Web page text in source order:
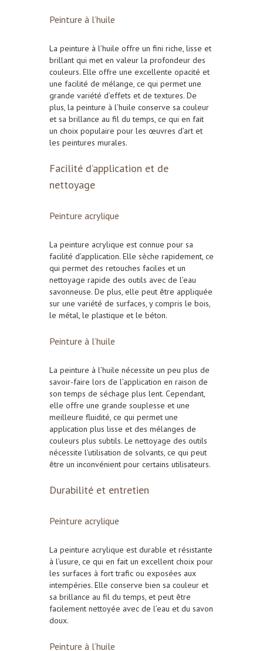
Peinture à l’huile
La peinture à l’huile offre un fini riche, lisse et
brillant qui met en valeur la profondeur des
couleurs. Elle offre une excellente opacité et
une facilité de mélange, ce qui permet une
grande variété d’effets et de textures. De
plus, la peinture à l’huile conserve sa couleur
et sa brillance au fil du temps, ce qui en fait
un choix populaire pour les œuvres d’art et
les peintures murales.
Facilité d’application et de
nettoyage
Peinture acrylique
La peinture acrylique est connue pour sa
facilité d’application. Elle sèche rapidement, ce
qui permet des retouches faciles et un
nettoyage rapide des outils avec de l’eau
savonneuse. De plus, elle peut être appliquée
sur une variété de surfaces, y compris le bois,
le métal, le plastique et le béton.
Peinture à l’huile
La peinture à l’huile nécessite un peu plus de
savoir-faire lors de l’application en raison de
son temps de séchage plus lent. Cependant,
elle offre une grande souplesse et une
meilleure fluidité, ce qui permet une
application plus lisse et des mélanges de
couleurs plus subtils. Le nettoyage des outils
nécessite l’utilisation de solvants, ce qui peut
être un inconvénient pour certains utilisateurs.
Durabilité et entretien
Peinture acrylique
La peinture acrylique est durable et résistante
à l’usure, ce qui en fait un excellent choix pour
les surfaces à fort trafic ou exposées aux
intempéries. Elle conserve bien sa couleur et
sa brillance au fil du temps, et peut être
facilement nettoyée avec de l’eau et du savon
doux.
Peinture à l’huile